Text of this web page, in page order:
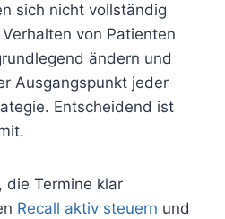
sich nicht vollständig
von Patienten
ändern und
Ausgangspunkt jeder
Entscheidend ist
die Termine klar
Recall aktiv steuern und